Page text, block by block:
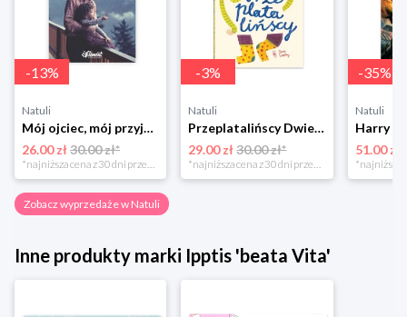
-13%
Natuli
Mój ojciec, mój przyjaciel Element
26.00 zł30.00 zł*
*najniższa cena z 30 dni przed obniżką
-3%
Natuli
Przeplatalińscy Dwie siostry
29.00 zł 30.00 zł*
*najniższa cena z 30 dni przed obniżką
-35%
Natuli
51.00 zł
Zobacz wyprzedaże w Natuli
Inne produkty marki Ipptis 'beata Vita'